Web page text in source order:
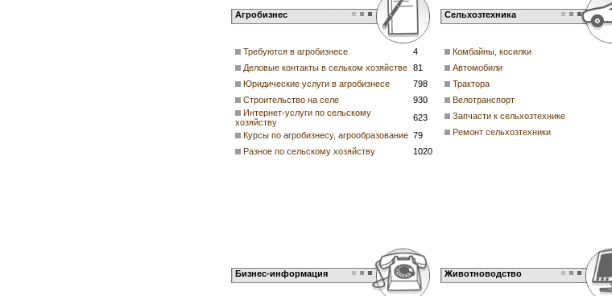
Агробизнес
Требуются в агробизнесе
4
Деловые контакты в сельком хозяйстве 81
Юридические услуги в агробизнесе
798
Строительство на селе
930
Интернет-услуги по сельскому
хозяйству
623
Курсы по агробизнесу, агрообразование 79
Разное по сельскому хозяйству
1020
Сельхозтехника
Комбайны, косилки
Автомобили
Трактора
Велотранспорт
Запчасти к сельхозтехнике
Ремонт сельхозтехники
Бизнес-информация Животноводство